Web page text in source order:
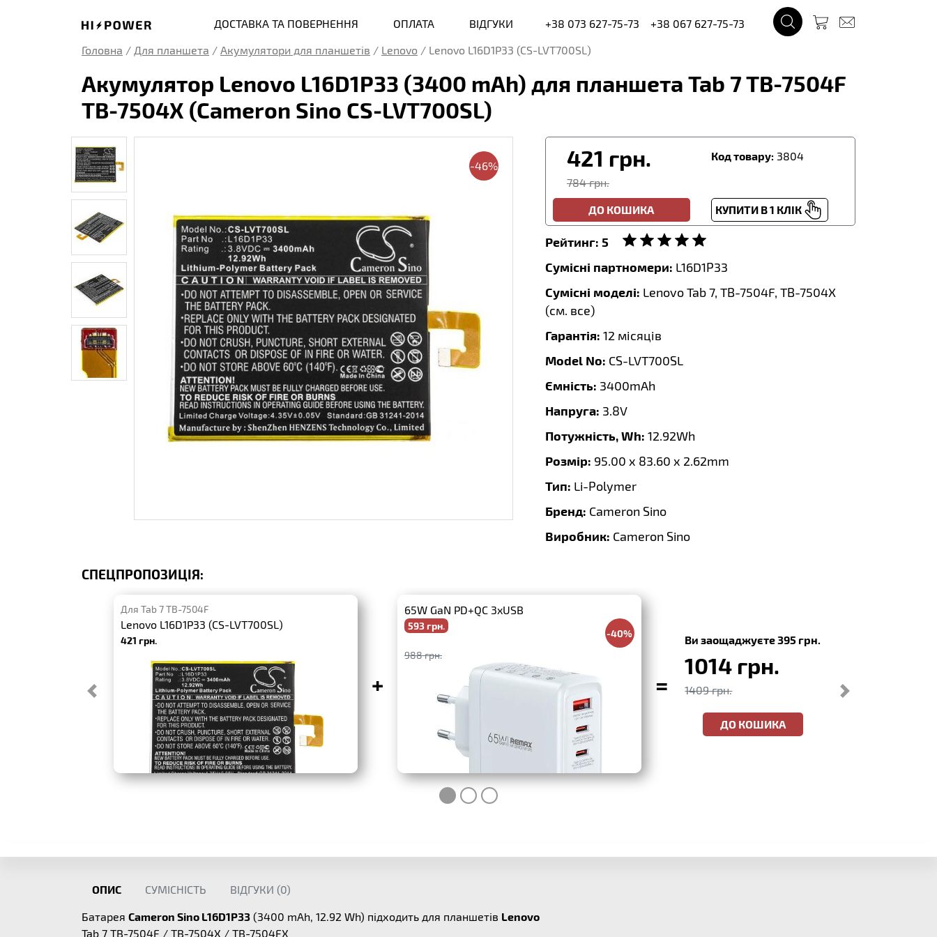
ДОСТАВКА ТА ПОВЕРНЕННЯ ОПЛАТА ВІДГУКИ +38 073 627-75-73
+38 067 627-75-73
Головна / Для планшета / Акумулятори для планшетів / Lenovo / Lenovo L16D1P33 (CS-LVT700SL)
Акумулятор Lenovo L16D1P33 (3400 mAh) для планшета Tab 7 TB-7504F
TB-7504X (Cameron Sino CS-LVT700SL)
-46% 421 грн.
784 грн.
Код товару: 3804
ДО КОШИКА КУПИТИ В 1 КЛІК
Рейтинг: 5
Сумісні партномери: L16D1P33
Сумісні моделі: Lenovo Tab 7, TB-7504F, TB-7504X
(см. все)
Гарантія: 12 місяців
Model No: CS-LVT700SL
Ємність: 3400mAh
Напруга: 3.8V
Потужність, Wh: 12.92Wh
Розмір: 95.00 x 83.60 x 2.62mm
Тип: Li-Polymer
Бренд: Cameron Sino
Виробник: Cameron Sino
СПЕЦПРОПОЗИЦІЯ:
Для Tab 7 TB-7504F
Lenovo L16D1P33 (CS-LVT700SL)
421 грн.
+
65W GaN PD+QC 3xUSB
593 грн.
-40%
988 грн.
=
Ви заощаджуєте 395 грн.
1014 грн.
1409 грн.
ДО КОШИКА
ОПИС СУМІСНІСТЬ ВІДГУКИ (0)
Батарея Cameron Sino L16D1P33 (3400 mAh, 12.92 Wh) підходить для планшетів Lenovo
Tab 7 TB-7504F / TB-7504X / TB-7504FX